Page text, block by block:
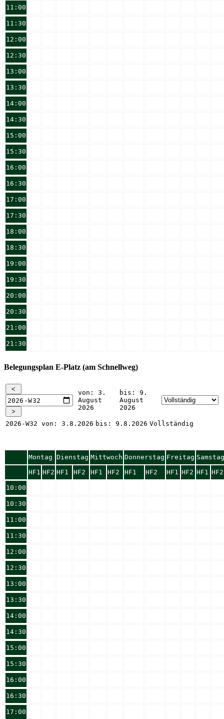
11:00
11:30
12:00
12:30
13:00
13:30
14:00
14:30
15:00
15:30
16:00
16:30
17:00
17:30
18:00
18:30
19:00
19:30
20:00
20:30
21:00
21:30
Belegungsplan E-Platz (am Schnellweg)
von: 3.
August
2026
bis: 9.
August
2026
2026-W32 von: 3.8.2026 bis: 9.8.2026 Vollständig
Montag Dienstag Mittwoch Donnerstag Freitag Samstag
HF1 HF2 HF1 HF2 HF1 HF2 HF1 HF2 HF1 HF2 HF1 HF2
10:00
10:30
11:00
11:30
12:00
12:30
13:00
13:30
14:00
14:30
15:00
15:30
16:00
16:30
17:00